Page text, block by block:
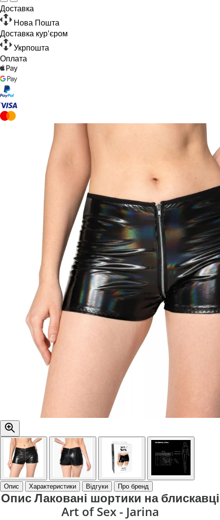
Доставка
Нова Пошта
Доставка кур'єром
Укрпошта
Оплата
Опис Характеристики Відгуки Про бренд
Опис Лаковані шортики на блискавці
Art of Sex - Jarina